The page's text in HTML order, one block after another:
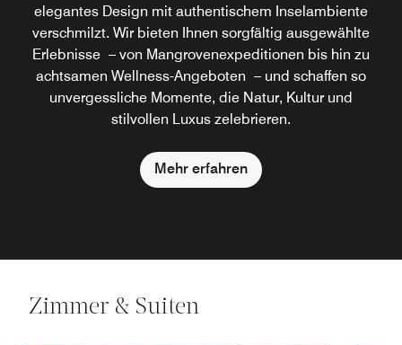
elegantes Design mit authentischem Inselambiente
verschmilzt. Wir bieten Ihnen sorgfältig ausgewählte
Erlebnisse – von Mangrovenexpeditionen bis hin zu
achtsamen Wellness-Angeboten – und schaffen so
unvergessliche Momente, die Natur, Kultur und
stilvollen Luxus zelebrieren.
Mehr erfahren
Zimmer & Suiten